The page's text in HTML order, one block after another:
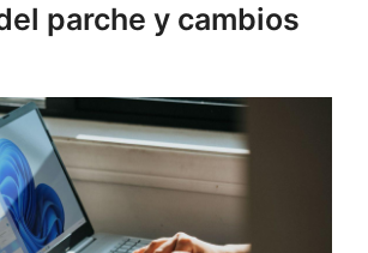
parche y cambios